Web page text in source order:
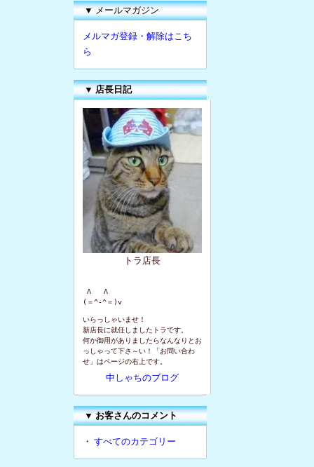
▼ メールマガジン
メルマガ登録・解除はこち
ら
▼ 店長日記
トラ店長
Λ   Λ
(＝^-^＝)v
いらっしゃいませ！
新店長に就任しましたトラです。
何か御用がありましたらなんなりとお
っしゃって下さ～い！「お問い合わ
せ」はページの右上です。
中しゃちのブログ
▼お客さんのコメント
・ すべてのカテゴリー